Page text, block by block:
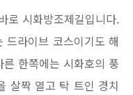
로 시화방조제길입니다.
라이브 코스이기도 해
한쪽에는 시화호의 풍
살짝 열고 탁 트인 경치